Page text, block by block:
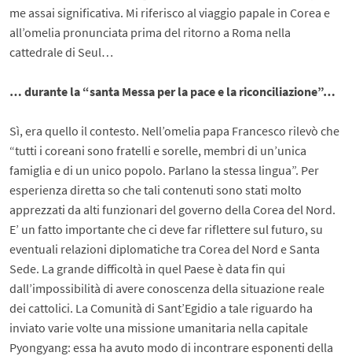
me assai significativa. Mi riferisco al viaggio papale in Corea e
all’omelia pronunciata prima del ritorno a Roma nella
cattedrale di Seul…
… durante la “santa Messa per la pace e la riconciliazione”…
Sì, era quello il contesto. Nell’omelia papa Francesco rilevò che
“tutti i coreani sono fratelli e sorelle, membri di un’unica
famiglia e di un unico popolo. Parlano la stessa lingua”. Per
esperienza diretta so che tali contenuti sono stati molto
apprezzati da alti funzionari del governo della Corea del Nord.
E’ un fatto importante che ci deve far riflettere sul futuro, su
eventuali relazioni diplomatiche tra Corea del Nord e Santa
Sede. La grande difficoltà in quel Paese è data fin qui
dall’impossibilità di avere conoscenza della situazione reale
dei cattolici. La Comunità di Sant’Egidio a tale riguardo ha
inviato varie volte una missione umanitaria nella capitale
Pyongyang: essa ha avuto modo di incontrare esponenti della